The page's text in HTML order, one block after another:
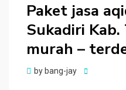
Paket jasa
Sukadiri
murah –
by bang-jay
Posted